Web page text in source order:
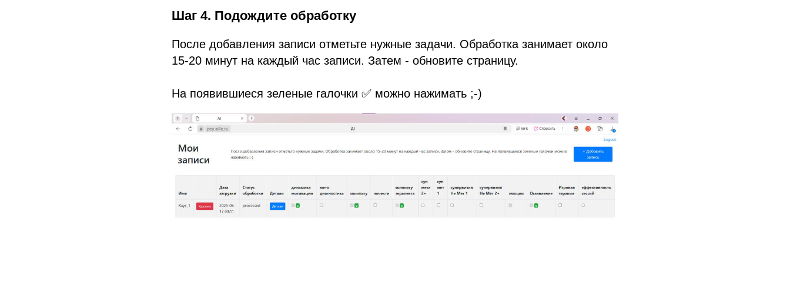
Шаг 4. Подождите обработку
После добавления записи отметьте нужные задачи. Обработка занимает около
15-20 минут на каждый час записи. Затем - обновите страницу.
На появившиеся зеленые галочки ✅ можно нажимать ;-)